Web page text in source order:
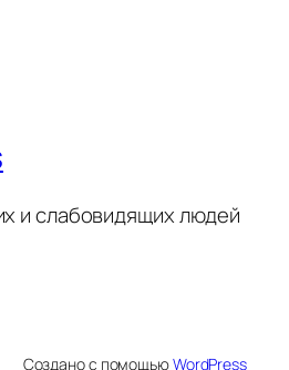
и слабовидящих людей
Создано с помощьюWordPress